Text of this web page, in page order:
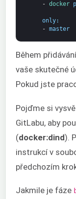
- docker
only:
- master
Během
vaše skutečné
Pokud jste
Pojďme si
GitLabu, aby
(docker:dind).
instrukcí v
předchozím
Jakmile je fáze